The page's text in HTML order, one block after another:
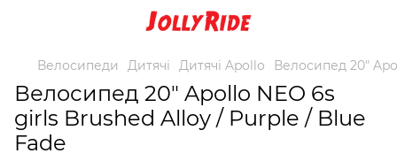
Велосипеди Дитячі Дитячі Apollo Велосипед 20"
Велосипед 20" Apollo NEO 6s
girls Brushed Alloy / Purple / Blue
Fade